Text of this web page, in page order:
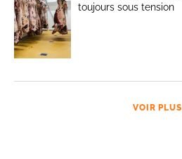
toujours sous tension
VOIR PLUS